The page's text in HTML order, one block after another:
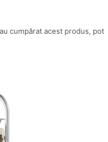
cumpărat acest produs, pot